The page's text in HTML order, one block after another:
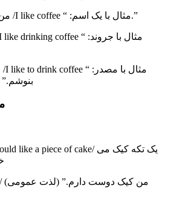
– مثال با یک اسم: “ I like coffee / من قهوه را دوست دارم.”
– مثال با جروند: “ like drinking coffee
– مثال با مصدر: “ I like to drink coffee
/
like a piece of cake/ یک تکه کیک می
/ من کیک دوست دارم.” (لذت عمومی)